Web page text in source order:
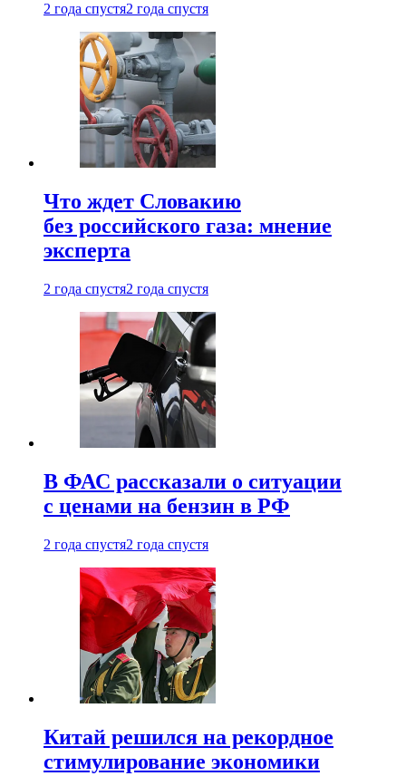
2 года спустя2 года спустя
Что ждет Словакию
без российского газа: мнение
эксперта
2 года спустя2 года спустя
В ФАС рассказали о ситуации
с ценами на бензин в РФ
2 года спустя2 года спустя
Китай решился на рекордное
стимулирование экономики